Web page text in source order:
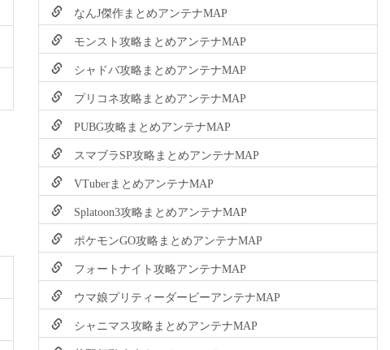
なんJ傑作まとめアンテナMAP
モンスト攻略まとめアンテナMAP
シャドバ攻略まとめアンテナMAP
プリコネ攻略まとめアンテナMAP
PUBG攻略まとめアンテナMAP
スマブラSP攻略まとめアンテナMAP
VTuberまとめアンテナMAP
Splatoon3攻略まとめアンテナMAP
ポケモンGO攻略まとめアンテナMAP
フォートナイト攻略アンテナMAP
ウマ娘プリティーダービーアンテナMAP
シャニマス攻略まとめアンテナMAP